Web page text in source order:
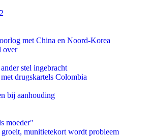
met China en Noord-Korea
over
stel ingebracht
drugskartels Colombia
bij aanhouding
moeder"
munitietekort wordt probleem